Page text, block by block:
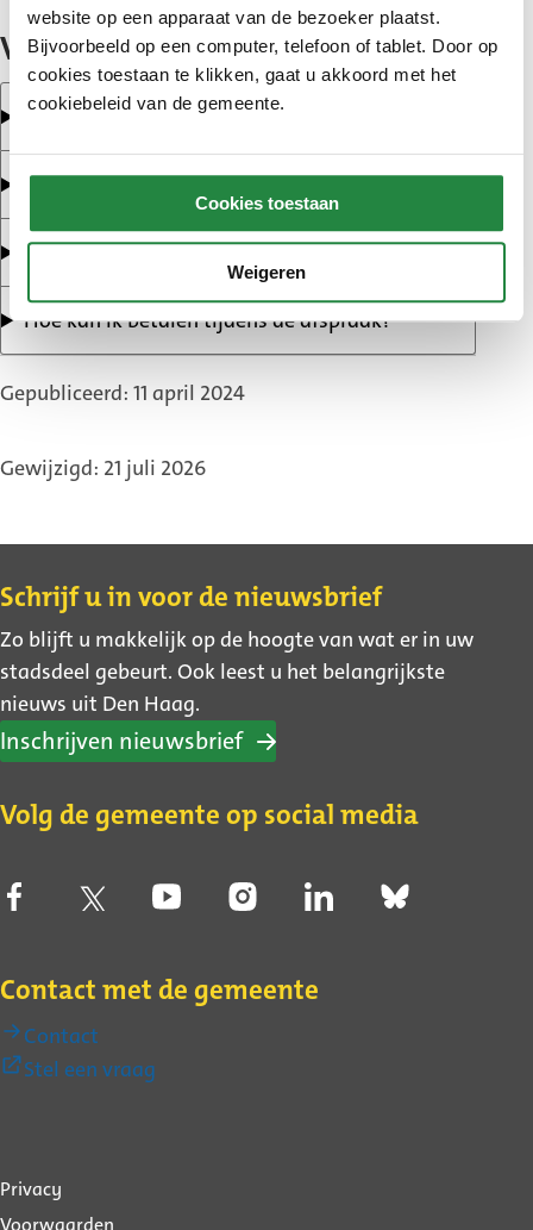
website op een apparaat van de bezoeker plaatst.
Bijvoorbeeld op een computer, telefoon of tablet. Door op
cookies toestaan te klikken, gaat u akkoord met het
cookiebeleid van de gemeente.
Cookies toestaan
Weigeren
Veelgestelde vragen
Heb ik wel een afspraak nodig?
Hoe kan ik mijn afspraak verzetten of afzeggen?
Kan ik met spoed een afspraak maken?
Hoe kan ik betalen tijdens de afspraak?
Gepubliceerd: 11 april 2024
Gewijzigd: 21 juli 2026
Contact
Schrijf u in voor de nieuwsbrief
Zo blijft u makkelijk op de hoogte van wat er in uw
stadsdeel gebeurt. Ook leest u het belangrijkste
nieuws uit Den Haag.
Inschrijven nieuwsbrief
Volg de gemeente op social media
Contact met de gemeente
Contact
Stel een vraag
Over
Privacy
Voorwaarden